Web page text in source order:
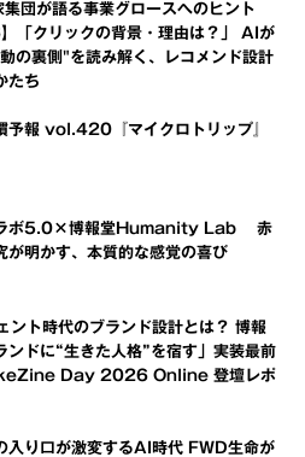
団が語る事業グロースへのヒント
「クリックの背景・理由は？」 AIが
の裏側"を読み解く、レコメンド設計
たち
予報 vol.420『マイクロトリップ』
ラボ5.0×博報堂Humanity Lab 赤
が明かす、本質的な感覚の喜び
ント時代のブランド設計とは？ 博報
ンドに“生きた人格”を宿す」実装最前
Day 2026 Online 登壇レポ
入り口が激変するAI時代 FWD生命が